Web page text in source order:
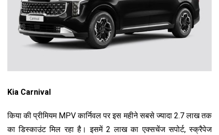
Kia Carnival
किया की प्रीमियम MPV कार्निवल पर इस महीने सबसे ज्यादा ₹2.7 लाख तक
का डिस्काउंट मिल रहा है। इसमें ₹2 लाख का एक्सचेंज सपोर्ट, स्क्रैपेज